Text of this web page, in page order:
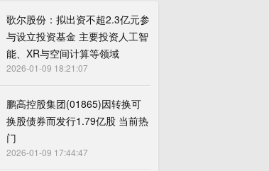
歌尔股份：拟出资不超2.3亿元参
与设立投资基金 主要投资人工智
能、XR与空间计算等领域
2026-01-09 18:21:07
鹏高控股集团(01865)因转换可
换股债券而发行1.79亿股 当前热
门
2026-01-09 17:44:47